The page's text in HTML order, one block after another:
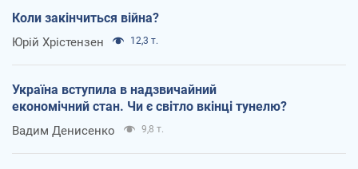
Коли закінчиться війна?
Юрій Хрістензен 12,3 т.
Україна вступила в надзвичайний
економічний стан. Чи є світло вкінці тунелю?
Вадим Денисенко 9,8 т.